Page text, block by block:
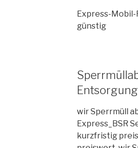
Express-
günstig
wir Sperrmüll
Express_BSR
kurzfristig